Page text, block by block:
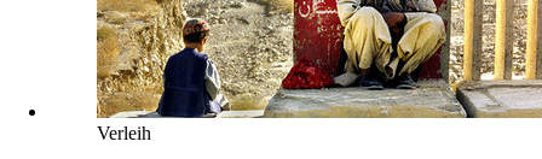
Verleih